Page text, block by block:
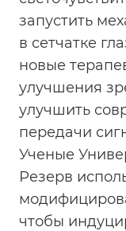
запустить
в сетчатке
новые
улучшения
улучшить
передачи
Ученые
Резерв
чтобы